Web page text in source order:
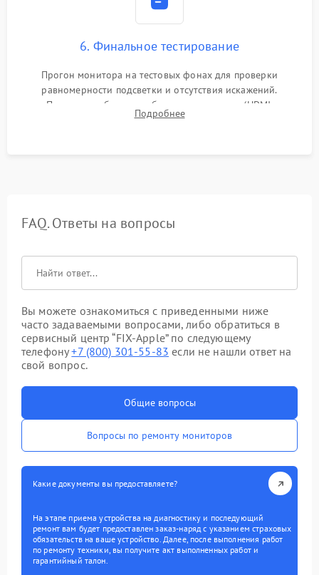
6. Финальное тестирование
Прогон монитора на тестовых фонах для проверки
равномерности подсветки и отсутствия искажений.
Проверка работоспособности всех портов (HDMI,
DisplayPort, VGA) и кнопок управления под нагрузкой в
Подробнее
FAQ. Ответы на вопросы
Вы можете ознакомиться с приведенными ниже
часто задаваемыми вопросами, либо обратиться в
сервисный центр “FIX-Apple” по следующему
телефону+7 (800) 301-55-83 если не нашли ответ на
свой вопрос.
Общие вопросы
Вопросы по ремонту мониторов
Какие документы вы предоставляете?
На этапе приема устройства на диагностику и последующий
ремонт вам будет предоставлен заказ-наряд с указанием страховых
обязательств на ваше устройство. Далее, после выполнения работ
по ремонту техники, вы получите акт выполненных работ и
гарантийный талон.